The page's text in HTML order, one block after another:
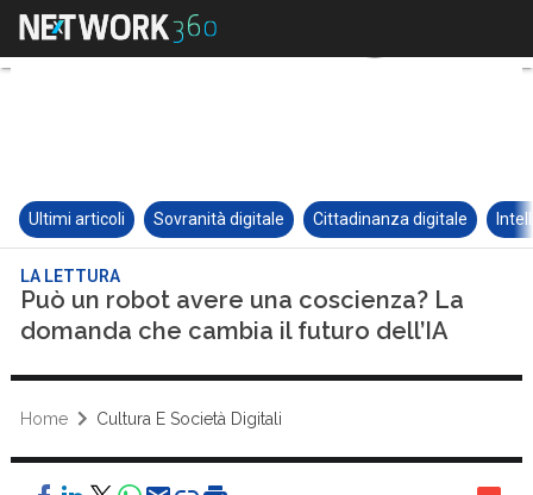
Ultimi articoli Sovranità digitale Cittadinanza digitale
LA LETTURA
Può un robot avere una coscienza? La
domanda che cambia il futuro dell’IA
Home Cultura E Società Digitali